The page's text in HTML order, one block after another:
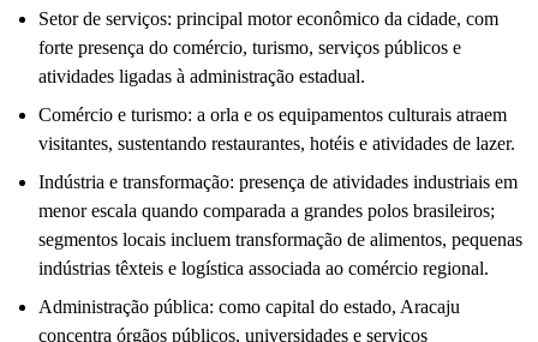
Setor de serviços: principal motor econômico da cidade, com
forte presença do comércio, turismo, serviços públicos e
atividades ligadas à administração estadual.
Comércio e turismo: a orla e os equipamentos culturais atraem
visitantes, sustentando restaurantes, hotéis e atividades de lazer.
Indústria e transformação: presença de atividades industriais em
menor escala quando comparada a grandes polos brasileiros;
segmentos locais incluem transformação de alimentos, pequenas
indústrias têxteis e logística associada ao comércio regional.
Administração pública: como capital do estado, Aracaju
concentra órgãos públicos, universidades e serviços